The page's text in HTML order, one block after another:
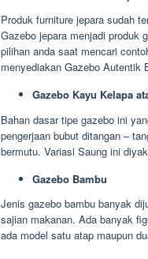
Produk furniture jepara sudah
Gazebo jepara menjadi produk
pilihan anda saat mencari
menyediakan Gazebo Autentik
Gazebo Kayu Kelapa
Bahan dasar tipe gazebo ini
pengerjaan bubut ditangan –
bermutu. Variasi Saung ini
Gazebo Bambu
Jenis gazebo bambu banyak
sajian makanan. Ada banyak
ada model satu atap maupun